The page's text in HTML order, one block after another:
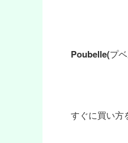
Poubelle(プ
すぐに買い方